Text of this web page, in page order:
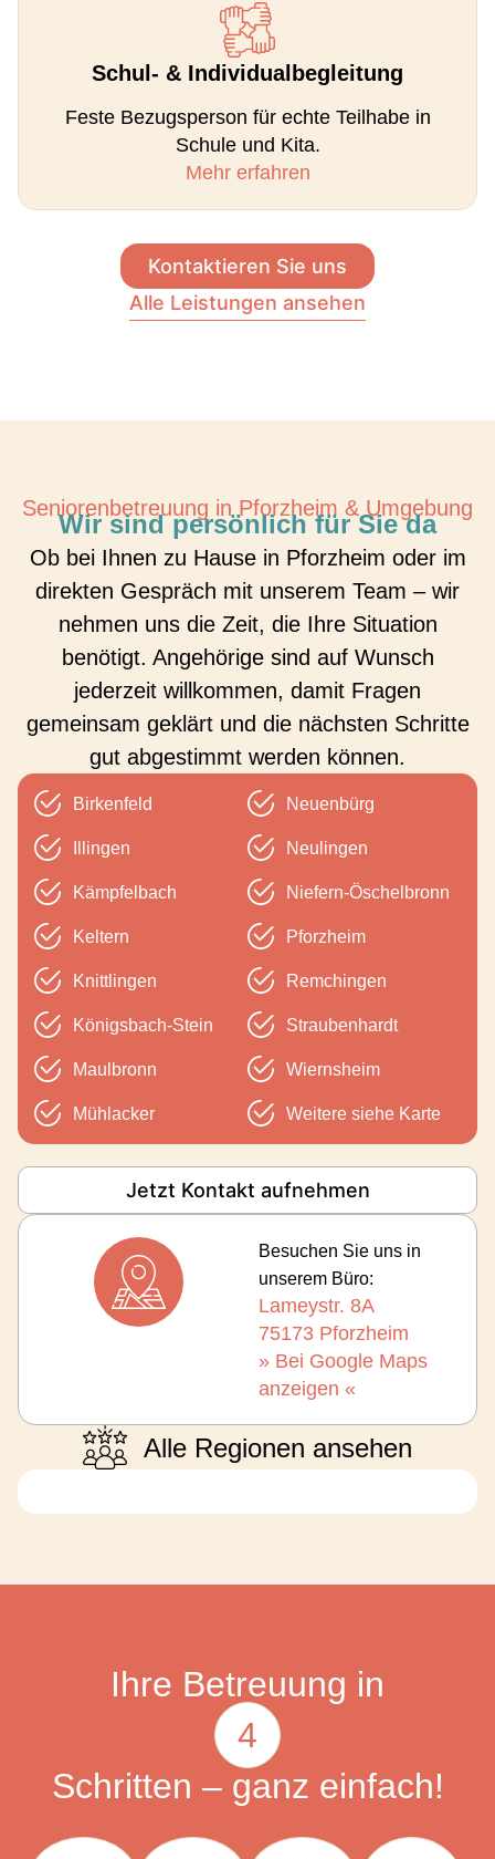
Schul- & Individualbegleitung
Feste Bezugsperson für echte Teilhabe in
Schule und Kita.
Mehr erfahren
Kontaktieren Sie uns
Alle Leistungen ansehen
Seniorenbetreuung in Pforzheim & Umgebung
Wir sind persönlich für Sie da
Ob bei Ihnen zu Hause in Pforzheim oder im
direkten Gespräch mit unserem Team – wir
nehmen uns die Zeit, die Ihre Situation
benötigt. Angehörige sind auf Wunsch
jederzeit willkommen, damit Fragen
gemeinsam geklärt und die nächsten Schritte
gut abgestimmt werden können.
Birkenfeld
Illingen
Kämpfelbach
Keltern
Knittlingen
Königsbach-Stein
Maulbronn
Mühlacker
Neuenbürg
Neulingen
Niefern-Öschelbronn
Pforzheim
Remchingen
Straubenhardt
Wiernsheim
Weitere siehe Karte
Jetzt Kontakt aufnehmen
Besuchen Sie uns in
unserem Büro:
Lameystr. 8A
75173 Pforzheim
» Bei Google Maps
anzeigen «
Alle Regionen ansehen
Ihre Betreuung in
4
Schritten – ganz einfach!